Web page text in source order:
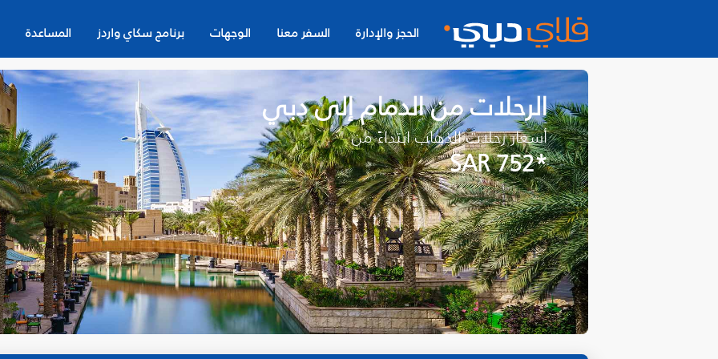
الحجز والإدارة السفر معنا الوجهات برنامج سكاي واردز المساعدة
الرحلات من الدمام إلى دبي
أسعار رحلات الذهاب ابتداءً من
*SAR 752